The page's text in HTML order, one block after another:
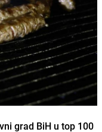
grad BiH u top 100